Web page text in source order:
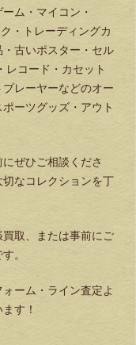
ム・マイコン・
・トレーディングカ
古いポスター・セル
レコード・カセット
レーヤーなどのオー
ーツグッズ・アウト
ぜひご相談くださ
なコレクションを丁
取、または事前にご
。
ーム・ライン査定よ
す！